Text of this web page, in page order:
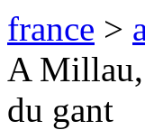
france >
A Millau,
du gant